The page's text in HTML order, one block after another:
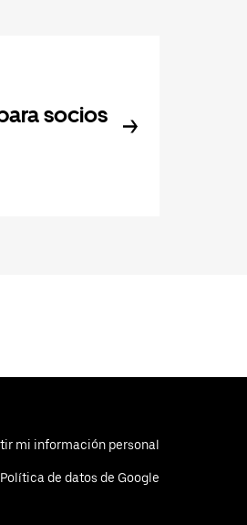
socios
mi información personal
Política de datos de Google